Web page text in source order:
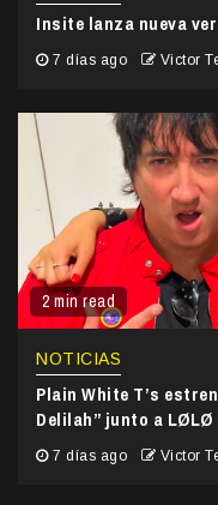
Insite lanza nueva
7 días ago Victor
2 min read
NOTICIAS
Plain White T’s
Delilah” junto a LØLØ
7 días ago Victor